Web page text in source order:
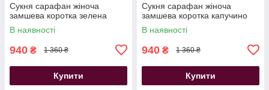
Сукня сарафан жіноча
замшева коротка зелена
В наявності
940 ₴ 1 360 ₴
Купити
Сукня сарафан жіноча
замшева коротка капучино
В наявності
940 ₴ 1 360 ₴
Купити